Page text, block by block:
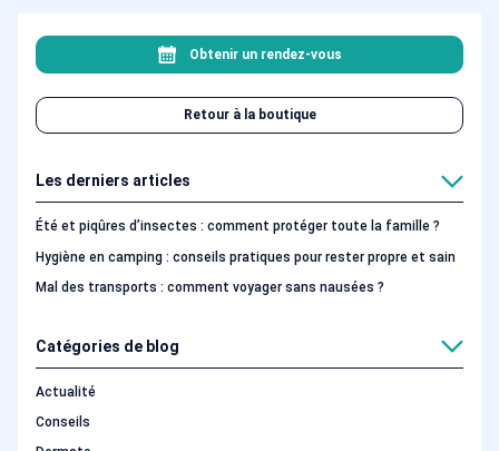
Obtenir un rendez-vous
Retour à la boutique
Les derniers articles
Été et piqûres d’insectes : comment protéger toute la famille ?
Hygiène en camping : conseils pratiques pour rester propre et sain
Mal des transports : comment voyager sans nausées ?
Catégories de blog
Actualité
Conseils